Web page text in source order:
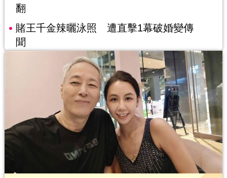
翻
賭王千金辣曬泳照 遭直擊1幕破婚變傳
聞